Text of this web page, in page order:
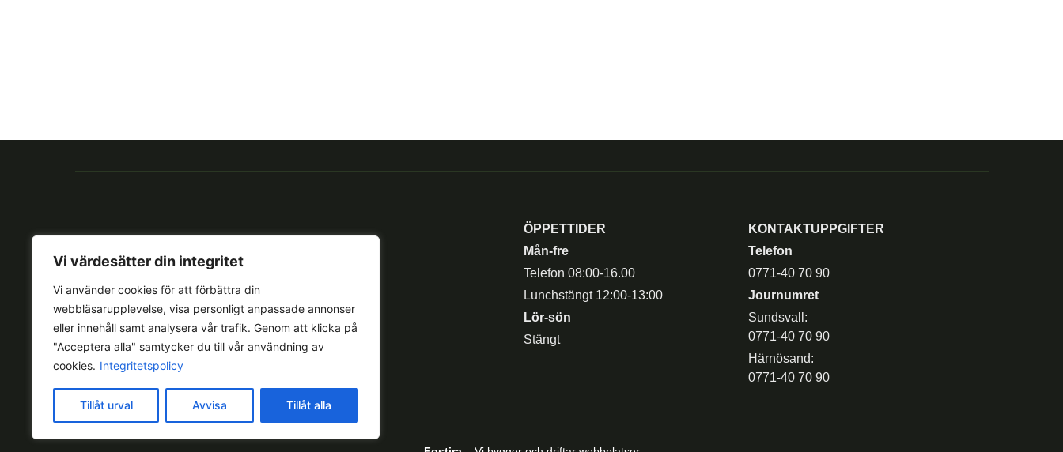
Vi värdesätter din integritet
Vi använder cookies för att förbättra din
webbläsarupplevelse, visa personligt anpassade annonser
eller innehåll samt analysera vår trafik. Genom att klicka på
"Acceptera alla" samtycker du till vår användning av
cookies. Integritetspolicy
Tillåt urval Avvisa Tillåt alla
ÖPPETTIDER
Mån-fre
Telefon 08:00-16.00
Lunchstängt 12:00-13:00
Lör-sön
Stängt
KONTAKTUPPGIFTER
Telefon
0771-40 70 90
Journumret
Sundsvall:
0771-40 70 90
Härnösand:
0771-40 70 90